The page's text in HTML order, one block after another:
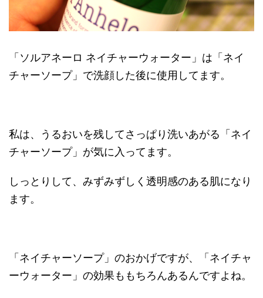
「ソルアネーロ ネイチャーウォーター」は「ネイ
チャーソープ」で洗顔した後に使用してます。
私は、うるおいを残してさっぱり洗いあがる「ネイ
チャーソープ」が気に入ってます。
しっとりして、みずみずしく透明感のある肌になり
ます。
「ネイチャーソープ」のおかげですが、「ネイチャ
ーウォーター」の効果ももちろんあるんですよね。